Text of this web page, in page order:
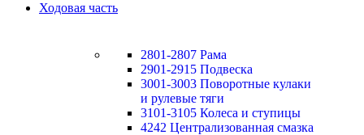
Ходовая часть
2801-2807 Рама
2901-2915 Подвеска
3001-3003 Поворотные кулаки
и рулевые тяги
3101-3105 Колеса и ступицы
4242 Централизованная смазка